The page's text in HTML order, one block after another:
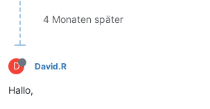
4 Monaten später
D David.R
Hallo,